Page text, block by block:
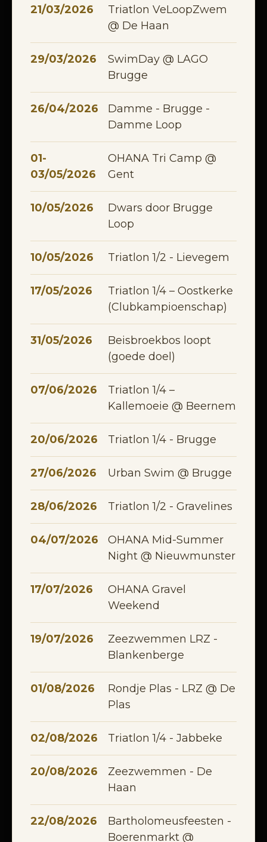
21/03/2026
Triatlon VeLoopZwem
@ De Haan
29/03/2026
SwimDay @ LAGO
Brugge
26/04/2026
Damme - Brugge -
Damme Loop
01-
03/05/2026
OHANA Tri Camp @
Gent
10/05/2026
Dwars door Brugge
Loop
10/05/2026 Triatlon 1/2 - Lievegem
17/05/2026
Triatlon 1/4 – Oostkerke
(Clubkampioenschap)
31/05/2026
Beisbroekbos loopt
(goede doel)
07/06/2026
Triatlon 1/4 –
Kallemoeie @ Beernem
20/06/2026 Triatlon 1/4 - Brugge
27/06/2026 Urban Swim @ Brugge
28/06/2026 Triatlon 1/2 - Gravelines
04/07/2026
OHANA Mid-Summer
Night @ Nieuwmunster
17/07/2026
OHANA Gravel
Weekend
19/07/2026
Zeezwemmen LRZ -
Blankenberge
01/08/2026
Rondje Plas - LRZ @ De
Plas
02/08/2026 Triatlon 1/4 - Jabbeke
20/08/2026
Zeezwemmen - De
Haan
22/08/2026
Bartholomeusfeesten -
Boerenmarkt @